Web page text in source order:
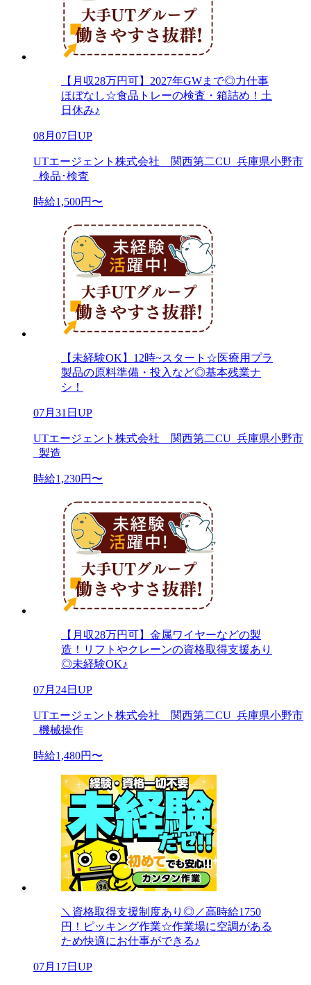
【月収28万円可】2027年GWまで◎力仕事
ほぼなし☆食品トレーの検査・箱詰め！土
日休み♪
08月07日UP
UTエージェント株式会社 関西第二CU_兵庫県小野市
_検品･検査
時給1,500円〜
【未経験OK】12時~スタート☆医療用プラ
製品の原料準備・投入など◎基本残業ナ
シ！
07月31日UP
UTエージェント株式会社 関西第二CU_兵庫県小野市
_製造
時給1,230円〜
【月収28万円可】金属ワイヤーなどの製
造！リフトやクレーンの資格取得支援あり
◎未経験OK♪
07月24日UP
UTエージェント株式会社 関西第二CU_兵庫県小野市
_機械操作
時給1,480円〜
＼資格取得支援制度あり◎／高時給1750
円！ピッキング作業☆作業場に空調がある
ため快適にお仕事ができる♪
07月17日UP